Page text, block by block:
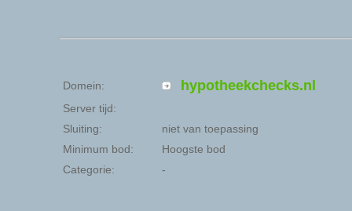
Domein: hypotheekchecks.nl
Server tijd:
Sluiting:
niet van toepassing
Minimum bod:
Hoogste bod
Categorie:
-